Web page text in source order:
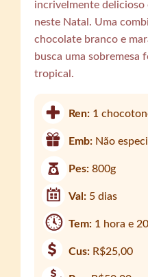
incrivelmente delicioso
neste Natal. Uma
chocolate branco e
busca uma sobremesa
tropical.
Ren: 1
Emb: Não
Pes:800g
Val: 5 dias
Tem: 1 hora e
Cus: R$25,00